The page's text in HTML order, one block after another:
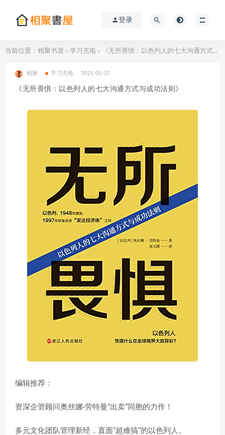
登录
当前位置： 相聚书屋 > 学习充电 > 《无所畏惧：以色列人的七大沟通方式与成功法则》
相聚 学习充电 2021-05-07
《无所畏惧：以色列人的七大沟通方式与成功法则》
编辑推荐：
资深企管顾问奥丝娜·劳特曼“出卖”同胞的力作！
多元文化团队管理新经，直面“超难搞”的以色列人。